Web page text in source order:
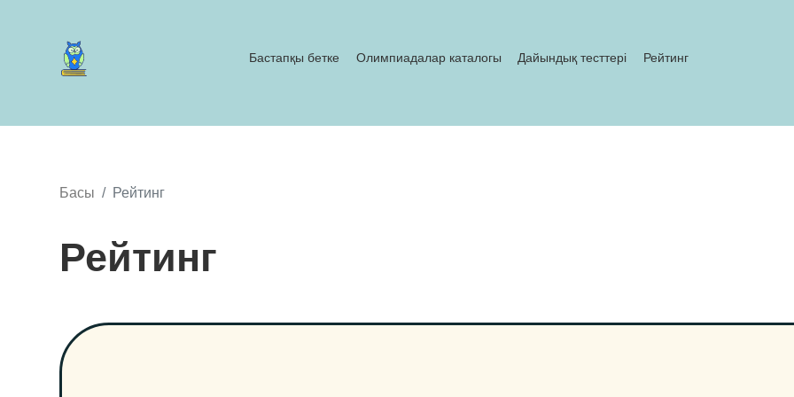
Бастапқы бетке Олимпиадалар каталогы Дайындық тесттері Рейтинг
Басы Рейтинг
Рейтинг